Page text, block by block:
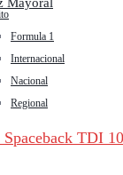
Formula 1
Internacional
Nacional
Regional
TDI